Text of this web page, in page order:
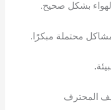
بشكل صحيح.
محتملة مبكرًا.
المحترف